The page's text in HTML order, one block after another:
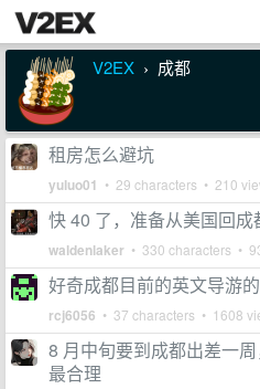
V2EX › 成都
租房怎么避坑
yuluo01 • 29 characters • 210
快 40 了，准备从美国回成
waldenlaker • 330 characters •
好奇成都目前的英文导游
rcj6056 • 37 characters • 1608
8 月中旬要到成都出差一
最合理